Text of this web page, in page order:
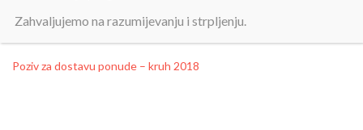
Poziv za dostavu ponude – kruh 2018
Zahvaljujemo na razumijevanju i strpljenju.